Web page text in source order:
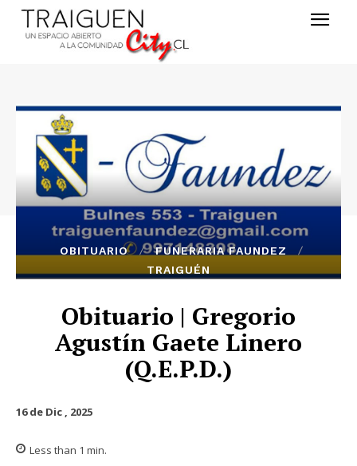
OBITUARIO
FUNERARIA FAUNDEZ
TRAIGUÉN
Obituario | Gregorio
Agustín Gaete Linero
(Q.E.P.D.)
16 de Dic , 2025
Less than 1 min.